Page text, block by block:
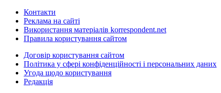
Контакти
Реклама на сайті
Використання матеріалів korrespondent.net
Правила користування сайтом
Договір користування сайтом
Політика у сфері конфіденційності і персональних даних
Угода щодо користування
Редакція